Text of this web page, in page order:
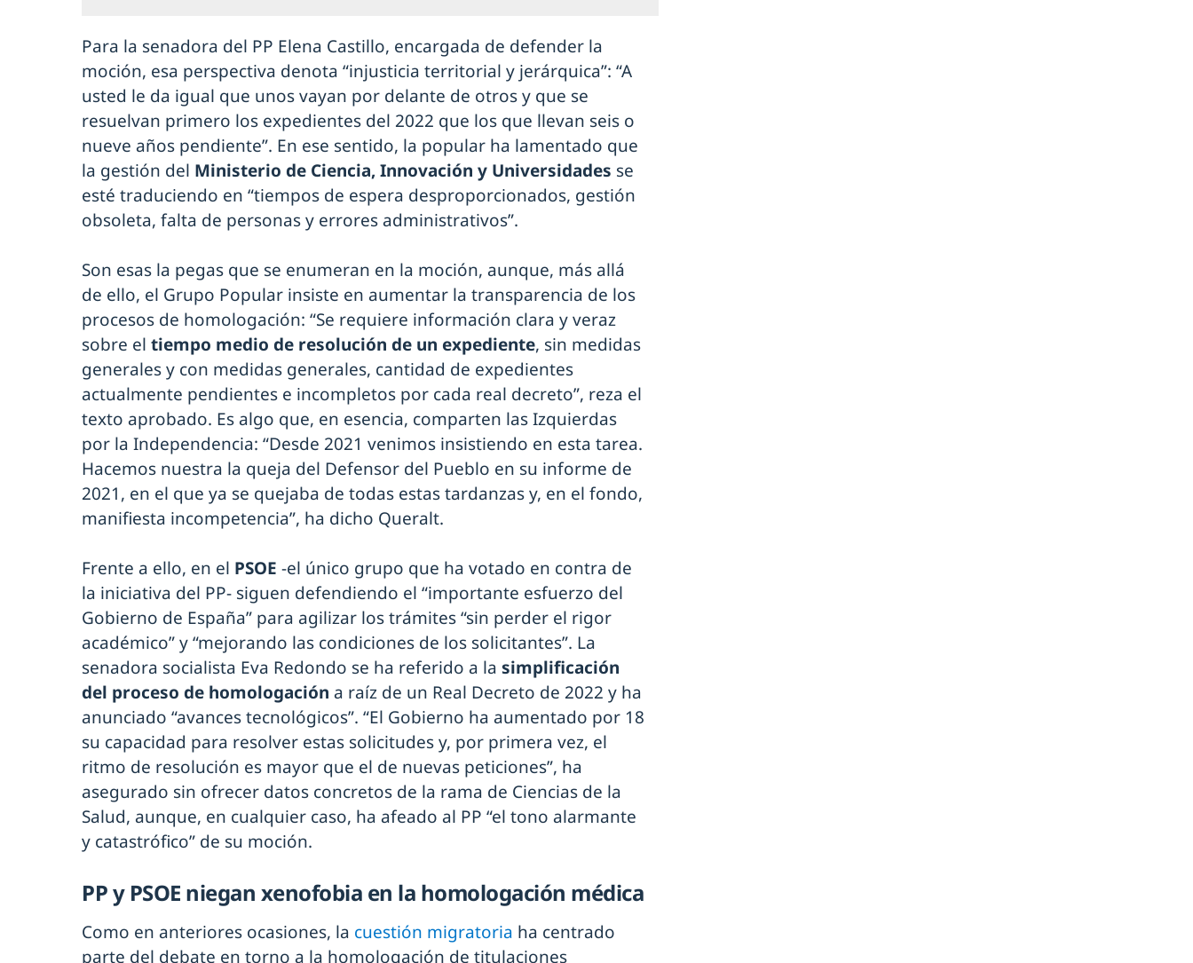
Para la senadora del PP Elena Castillo, encargada de defender la
moción, esa perspectiva denota “injusticia territorial y jerárquica”: “A
usted le da igual que unos vayan por delante de otros y que se
resuelvan primero los expedientes del 2022 que los que llevan seis o
nueve años pendiente”. En ese sentido, la popular ha lamentado que
la gestión del Ministerio de Ciencia, Innovación y Universidades se
esté traduciendo en “tiempos de espera desproporcionados, gestión
obsoleta, falta de personas y errores administrativos”.
Son esas la pegas que se enumeran en la moción, aunque, más allá
de ello, el Grupo Popular insiste en aumentar la transparencia de los
procesos de homologación: “Se requiere información clara y veraz
sobre el tiempo medio de resolución de un expediente, sin medidas
generales y con medidas generales, cantidad de expedientes
actualmente pendientes e incompletos por cada real decreto”, reza el
texto aprobado. Es algo que, en esencia, comparten las Izquierdas
por la Independencia: “Desde 2021 venimos insistiendo en esta tarea.
Hacemos nuestra la queja del Defensor del Pueblo en su informe de
2021, en el que ya se quejaba de todas estas tardanzas y, en el fondo,
manifiesta incompetencia”, ha dicho Queralt.
Frente a ello, en el PSOE -el único grupo que ha votado en contra de
la iniciativa del PP- siguen defendiendo el “importante esfuerzo del
Gobierno de España” para agilizar los trámites “sin perder el rigor
académico” y “mejorando las condiciones de los solicitantes”. La
senadora socialista Eva Redondo se ha referido a la simplificación
del proceso de homologación a raíz de un Real Decreto de 2022 y ha
anunciado “avances tecnológicos”. “El Gobierno ha aumentado por 18
su capacidad para resolver estas solicitudes y, por primera vez, el
ritmo de resolución es mayor que el de nuevas peticiones”, ha
asegurado sin ofrecer datos concretos de la rama de Ciencias de la
Salud, aunque, en cualquier caso, ha afeado al PP “el tono alarmante
y catastrófico” de su moción.
PP y PSOE niegan xenofobia en la homologación médica
Como en anteriores ocasiones, la cuestión migratoria ha centrado
parte del debate en torno a la homologación de titulaciones